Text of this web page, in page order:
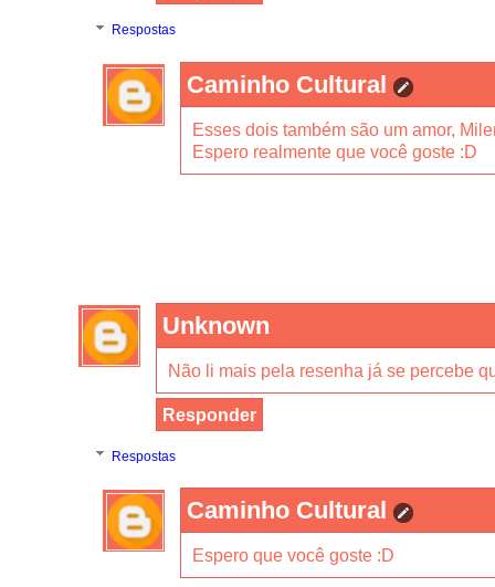
Respostas
Caminho Cultural
Esses dois também são um amor,
Espero realmente que você goste :D
Unknown
Não li mais pela resenha já se percebe
Responder
Respostas
Caminho Cultural
Espero que você goste :D